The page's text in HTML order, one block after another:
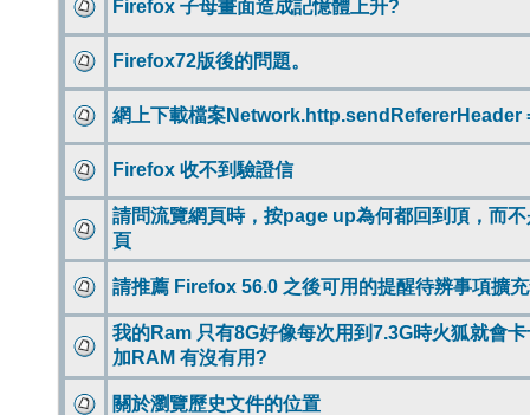
Firefox 子母畫面造成記憶體上升?
Firefox72版後的問題。
網上下載檔案Network.http.sendRefererHeader
Firefox 收不到驗證信
請問流覽網頁時，按page up為何都回到頂，而
頁
請推薦 Firefox 56.0 之後可用的提醒待辨事項擴
我的Ram 只有8G好像每次用到7.3G時火狐就會
加RAM 有沒有用?
關於瀏覽歷史文件的位置